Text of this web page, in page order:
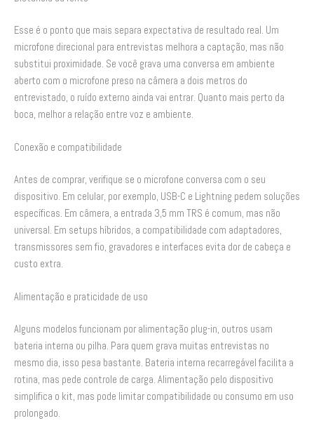
Esse é o ponto que mais separa expectativa de resultado real. Um
microfone direcional para entrevistas melhora a captação, mas não
substitui proximidade. Se você grava uma conversa em ambiente
aberto com o microfone preso na câmera a dois metros do
entrevistado, o ruído externo ainda vai entrar. Quanto mais perto da
boca, melhor a relação entre voz e ambiente.
Conexão e compatibilidade
Antes de comprar, verifique se o microfone conversa com o seu
dispositivo. Em celular, por exemplo, USB-C e Lightning pedem soluções
específicas. Em câmera, a entrada 3,5 mm TRS é comum, mas não
universal. Em setups híbridos, a compatibilidade com adaptadores,
transmissores sem fio, gravadores e interfaces evita dor de cabeça e
custo extra.
Alimentação e praticidade de uso
Alguns modelos funcionam por alimentação plug-in, outros usam
bateria interna ou pilha. Para quem grava muitas entrevistas no
mesmo dia, isso pesa bastante. Bateria interna recarregável facilita a
rotina, mas pede controle de carga. Alimentação pelo dispositivo
simplifica o kit, mas pode limitar compatibilidade ou consumo em uso
prolongado.